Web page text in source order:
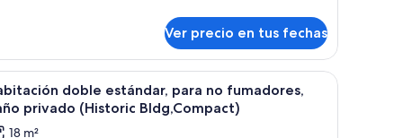
Ver precio en tus fechas
planchar con plancha Cubrecamas, cortinas blackout y tabla de
4
doble estándar, para no fumadores,
privado (Historic Bldg,Compact)
18 m²